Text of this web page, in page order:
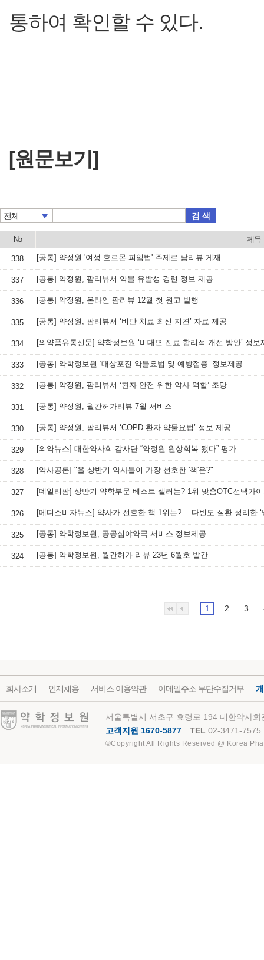
통하여 확인할 수 있다.
[원문보기]
전체 검 색
No 제목
338 [공통] 약정원 '여성 호르몬-피임법' 주제로 팜리뷰 게재
337 [공통] 약정원, 팜리뷰서 약물 유발성 경련 정보 제공
336 [공통] 약정원, 온라인 팜리뷰 12월 첫 원고 발행
335 [공통] 약정원, 팜리뷰서 ‘비만 치료 최신 지견’ 자료 제공
334 [의약품유통신문] 약학정보원 ‘비대면 진료 합리적 개선 방안’ 정보
333 [공통] 약학정보원 ‘대상포진 약물요법 및 예방접종’ 정보제공
332 [공통] 약정원, 팜리뷰서 ‘환자 안전 위한 약사 역할’ 조망
331 [공통] 약정원, 월간허가리뷰 7월 서비스
330 [공통] 약정원, 팜리뷰서 ‘COPD 환자 약물요법’ 정보 제공
329 [의약뉴스] 대한약사회 감사단 “약정원 원상회복 됐다” 평가
328 [약사공론] "올 상반기 약사들이 가장 선호한 '책'은?"
327 [데일리팜] 상반기 약학부문 베스트 셀러는? 1위 맞춤OTC선택가
326
325 [공통] 약학정보원, 공공심야약국 서비스 정보제공
324 [공통] 약학정보원, 월간허가 리뷰 23년 6월호 발간
1 2 3
회사소개 인재채용 서비스 이용약관 이메일주소 무단수집거부
약학정보원
서울특별시 서초구 효령로 194 대한약사
고객지원 1670-5877
TEL 02-3471-7575
©Copyright All Rights Reserved @ Korea